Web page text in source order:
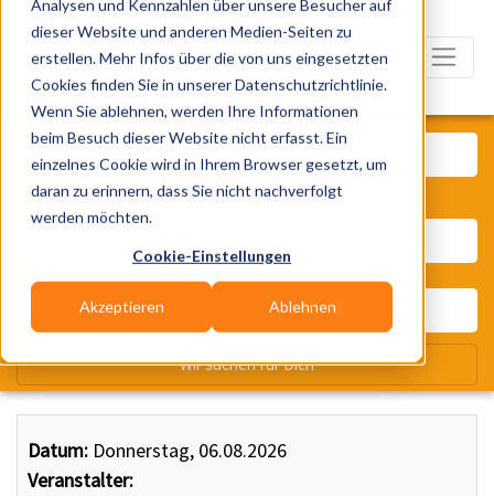
Analysen und Kennzahlen über unsere Besucher auf
dieser Website und anderen Medien-Seiten zu
erstellen. Mehr Infos über die von uns eingesetzten
Cookies finden Sie in unserer Datenschutzrichtlinie.
Wenn Sie ablehnen, werden Ihre Informationen
beim Besuch dieser Website nicht erfasst. Ein
einzelnes Cookie wird in Ihrem Browser gesetzt, um
daran zu erinnern, dass Sie nicht nachverfolgt
werden möchten.
Cookie-Einstellungen
Akzeptieren Ablehnen
Datum: Donnerstag, 06.08.2026
Veranstalter:
Was? Künstler, Zelte, Bands,
Wir suchen für Dich